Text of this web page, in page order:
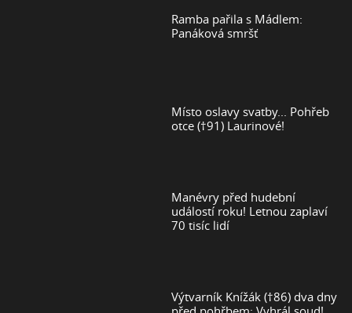
Ramba pařila s Mádlem:
Panáková smršť
Místo oslavy svatby... Pohřeb
otce (†91) Laurinové!
Manévry před hudební
událostí roku! Letnou zaplaví
70 tisíc lidí
Výtvarník Knížák (†86) dva dny